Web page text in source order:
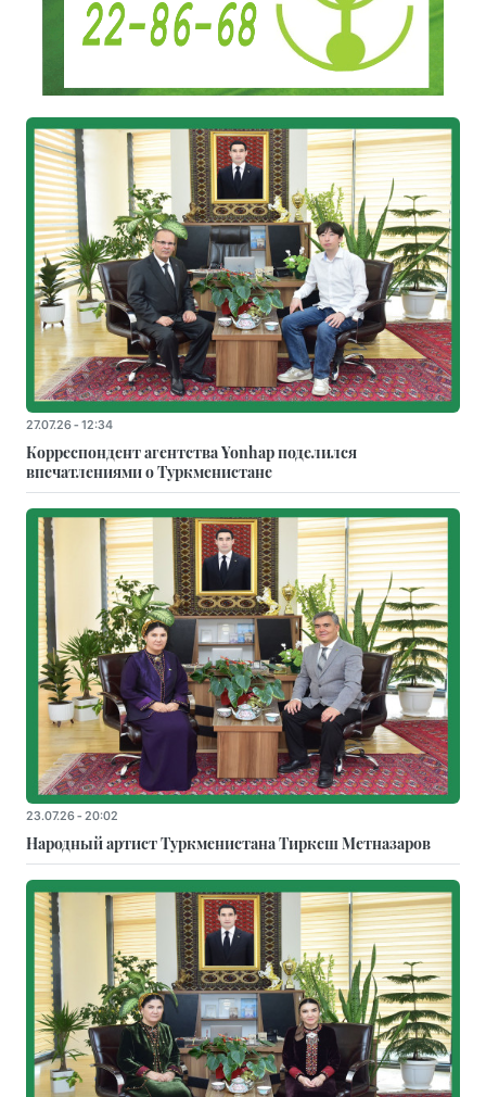
27.07.26 - 12:34
Корреспондент агентства Yonhap поделился
впечатлениями о Туркменистане
23.07.26 - 20:02
Народный артист Туркменистана Тиркеш Мeтназаров